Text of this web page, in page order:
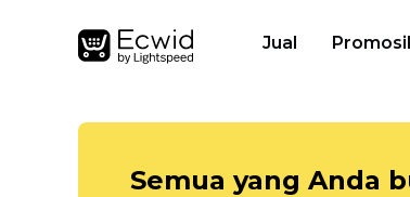
Jual
Semua yang Anda